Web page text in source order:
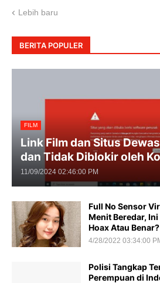
Lebih baru
BERITA POPULER
FILM
Link Film dan Situs
dan Tidak Diblokir oleh
11/09/2024 02:46:00 PM
Full No Sensor
Menit Beredar,
Hoax Atau Benar?
4/28/2022 03:34:00
Polisi Tangkap
Perempuan di